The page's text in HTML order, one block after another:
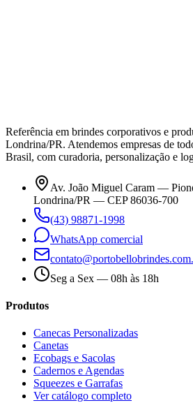
Referência em brindes corporativos e
Londrina/PR. Atendemos empresas de
Brasil, com curadoria, personalização e
Av. João Miguel Caram —
Londrina/PR — CEP 86036-700
(43) 98871-1998
WhatsApp comercial
Seg a Sex — 08h às 18h
Produtos
Canecas Personalizadas
Canetas
Ecobags e Sacolas
Cadernos e Agendas
Squeezes e Garrafas
Ver catálogo completo